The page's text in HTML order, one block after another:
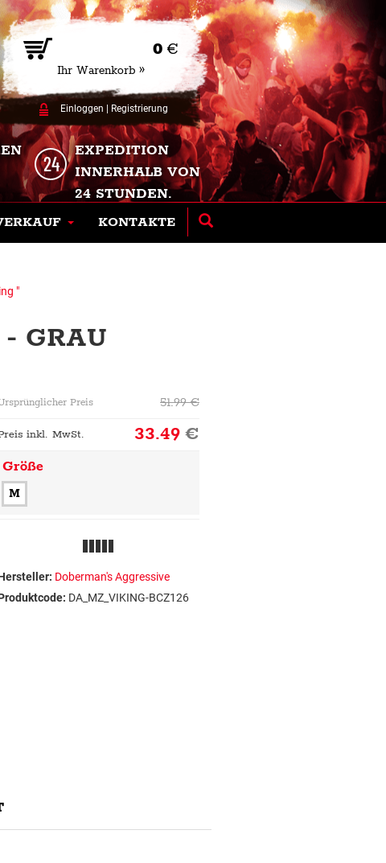
0 €
Ihr Warenkorb »
Einloggen Registrierung
EXPEDITION
INNERHALB VON
24 STUNDEN.
KONTAKTE
"
GRAU
Preis 51.99€
inkl. MwSt. 33.49€
Größe
M
Doberman's Aggressive
DA_MZ_VIKING-BCZ126